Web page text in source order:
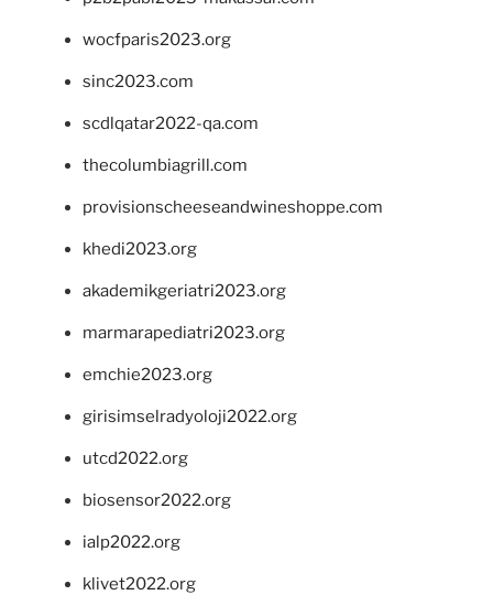
wocfparis2023.org
sinc2023.com
scdlqatar2022-qa.com
thecolumbiagrill.com
provisionscheeseandwineshoppe.com
khedi2023.org
akademikgeriatri2023.org
marmarapediatri2023.org
emchie2023.org
girisimselradyoloji2022.org
utcd2022.org
biosensor2022.org
ialp2022.org
klivet2022.org